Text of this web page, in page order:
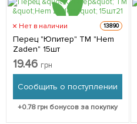
Нет в наличии 13890
Перец "Юпитер" ТМ "Hem
Zaden" 15шт
19.46 грн
Сообщить о поступлении
+0.78грн бонусов за покупку